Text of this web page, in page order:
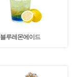
블루레몬에이드